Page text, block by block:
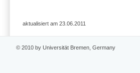
aktualisiert am 23.06.2011
© 2010 by Universität Bremen, Germany